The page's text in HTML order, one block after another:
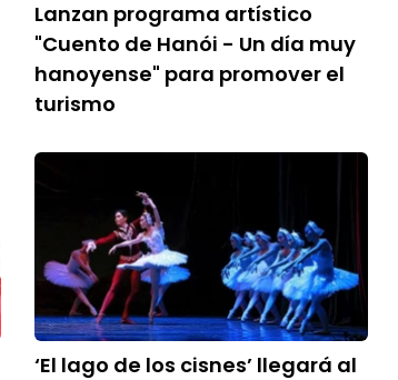
Lanzan programa artístico
"Cuento de Hanói - Un día muy
hanoyense" para promover el
turismo
‘El lago de los cisnes’ llegará al